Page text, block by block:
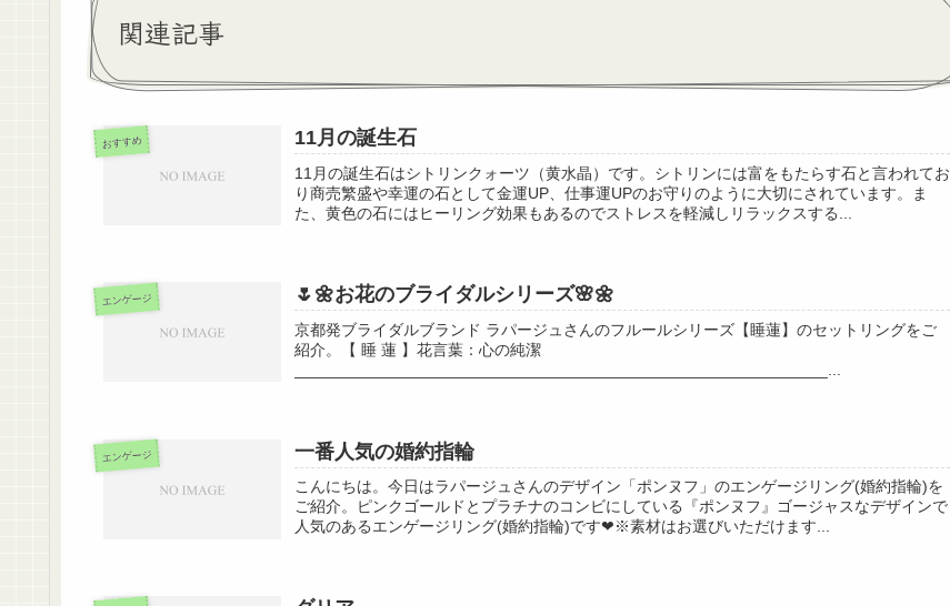
関連記事
おすすめ 11月の誕生石
11月の誕生石はシトリンクォーツ（黄水晶）です。シトリンには富をもたらす石と言われてお
り商売繁盛や幸運の石として金運UP、仕事運UPのお守りのように大切にされています。ま
た、黄色の石にはヒーリング効果もあるのでストレスを軽減しリラックスする...
エンゲージ 🌷🌼お花のブライダルシリーズ🌸🌼
京都発ブライダルブランド ラパージュさんのフルールシリーズ【睡蓮】のセットリングをご
紹介。【 睡 蓮 】花言葉：心の純潔
エンゲージ 一番人気の婚約指輪
こんにちは。今日はラパージュさんのデザイン「ポンヌフ」のエンゲージリング(婚約指輪)を
ご紹介。ピンクゴールドとプラチナのコンビにしている『ポンヌフ』ゴージャスなデザインで
人気のあるエンゲージリング(婚約指輪)です❤※素材はお選びいただけます...